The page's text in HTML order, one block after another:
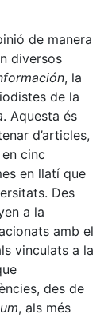
de manera
diversos
, la
de la
. Aquesta és
d’articles,
cinc
en llatí que
Des
a la
amb el
vinculats a la
des de
, als més